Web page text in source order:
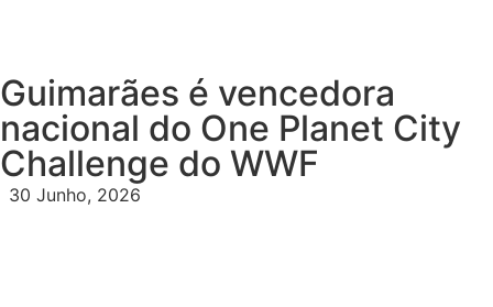
Guimarães é vencedora
nacional do One Planet City
Challenge do WWF
30 Junho, 2026